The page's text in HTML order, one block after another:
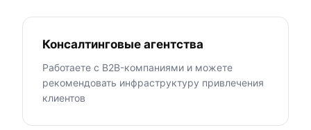
Консалтинговые агентства
Работаете с B2B-компаниями и можете
рекомендовать инфраструктуру привлечения
клиентов